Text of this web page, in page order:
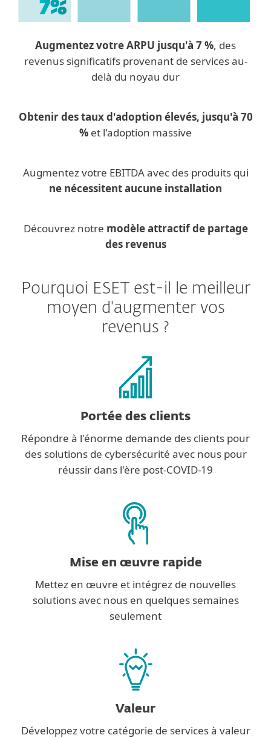
Augmentez votre ARPU jusqu'à 7 %, des
revenus significatifs provenant de services au-
delà du noyau dur
Obtenir des taux d'adoption élevés, jusqu'à 70
% et l'adoption massive
Augmentez votre EBITDA avec des produits qui
ne nécessitent aucune installation
Découvrez notre modèle attractif de partage
des revenus
Pourquoi ESET est-il le meilleur
moyen d'augmenter vos
revenus ?
Portée des clients
Répondre à l'énorme demande des clients pour
des solutions de cybersécurité avec nous pour
réussir dans l'ère post-COVID-19
Mise en œuvre rapide
Mettez en œuvre et intégrez de nouvelles
solutions avec nous en quelques semaines
seulement
Valeur
Développez votre catégorie de services à valeur